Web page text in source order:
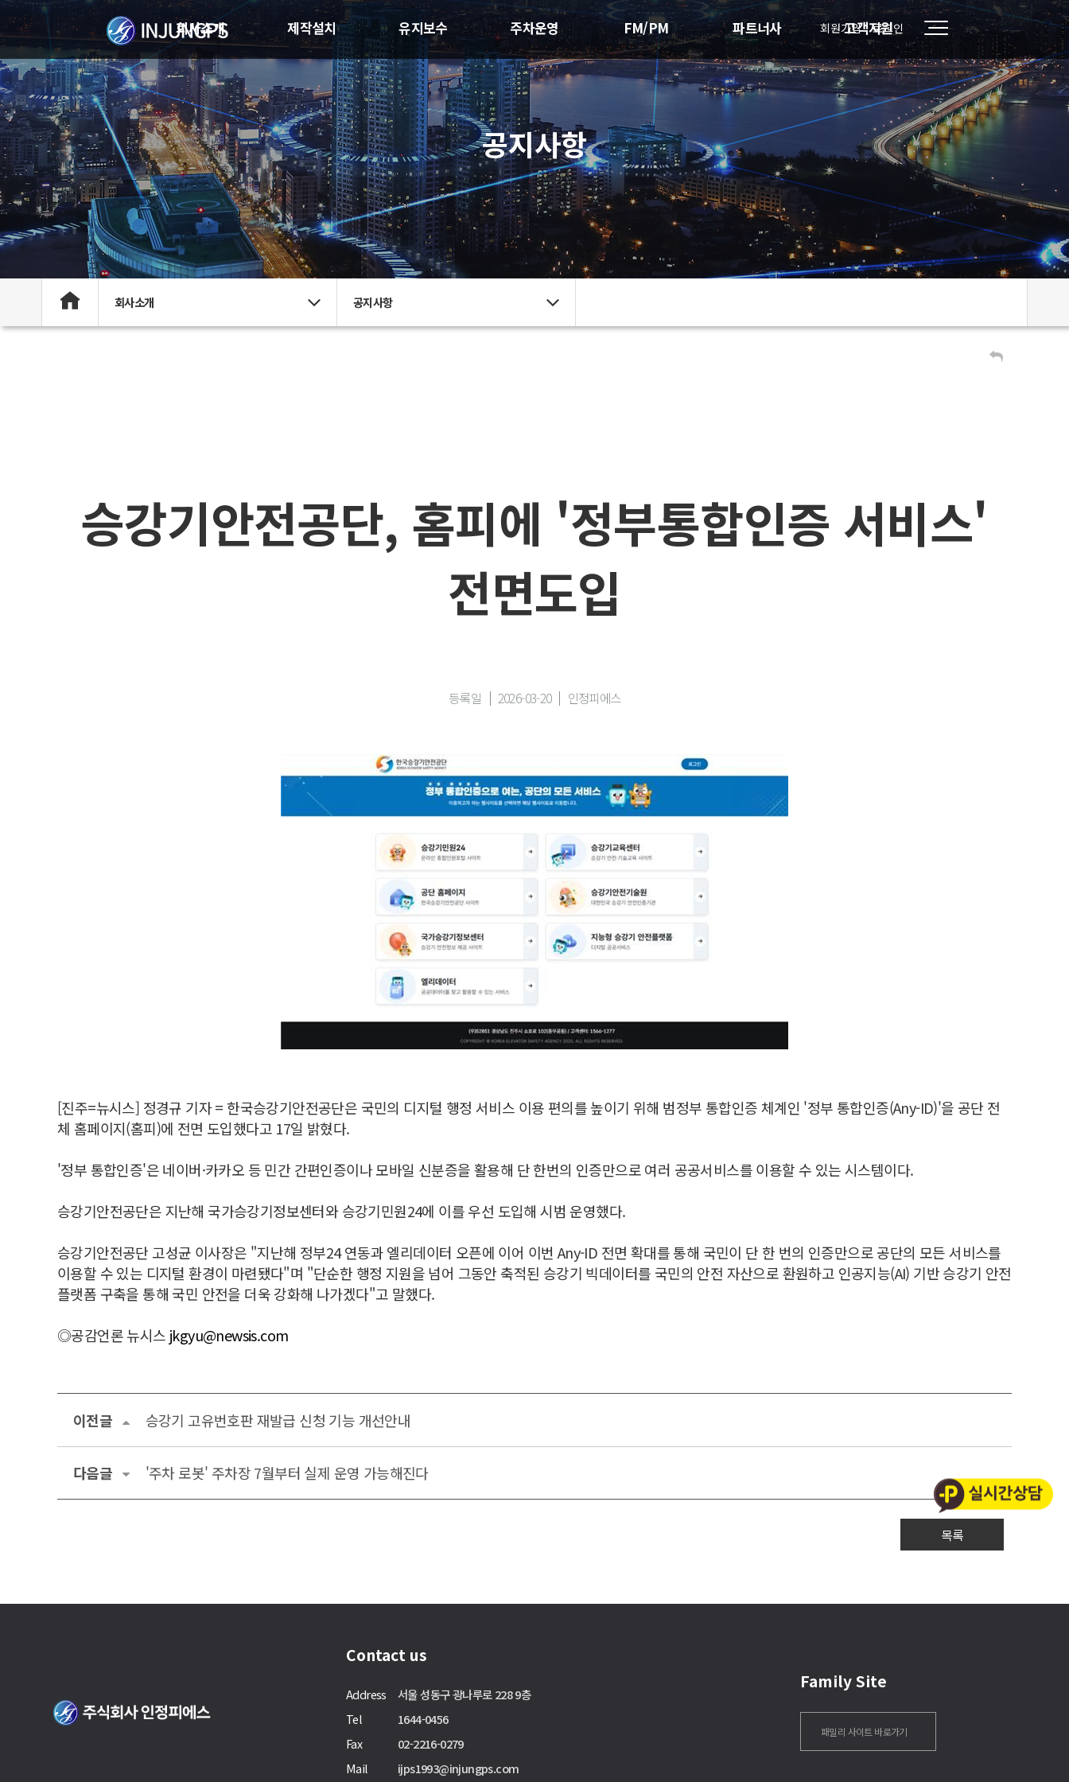
회사소개 제작설치 유지보수 주차운영 FM/PM 파트너사 고객지원
회원가입 로그인
공지사항
회사소개 공지사항
승강기안전공단, 홈피에 '정부통합인증 서비스'
전면도입
등록일 2026-03-20 인정피에스
[진주=뉴시스] 정경규 기자 = 한국승강기안전공단은 국민의 디지털 행정 서비스 이용 편의를 높이기 위해 범정부 통합인증 체계인 '정부 통합인증(Any-ID)'을 공단 전
체 홈페이지(홈피)에 전면 도입했다고 17일 밝혔다.
'정부 통합인증'은 네이버·카카오 등 민간 간편인증이나 모바일 신분증을 활용해 단 한번의 인증만으로 여러 공공서비스를 이용할 수 있는 시스템이다.
승강기안전공단은 지난해 국가승강기정보센터와 승강기민원24에 이를 우선 도입해 시범 운영했다.
승강기안전공단 고성균 이사장은 "지난해 정부24 연동과 엘리데이터 오픈에 이어 이번 Any-ID 전면 확대를 통해 국민이 단 한 번의 인증만으로 공단의 모든 서비스를
이용할 수 있는 디지털 환경이 마련됐다"며 "단순한 행정 지원을 넘어 그동안 축적된 승강기 빅데이터를 국민의 안전 자산으로 환원하고 인공지능(AI) 기반 승강기 안전
플랫폼 구축을 통해 국민 안전을 더욱 강화해 나가겠다"고 말했다.
◎공감언론 뉴시스 jkgyu@newsis.com
이전글 승강기 고유번호판 재발급 신청 기능 개선안내
다음글 '주차 로봇' 주차장 7월부터 실제 운영 가능해진다
목록
Contact us
Address
서울 성동구 광나루로 228 9층
Tel
1644-0456
Fax
02-2216-0279
Mail
ijps1993@injungps.com
Family Site
패밀리 사이트 바로가기